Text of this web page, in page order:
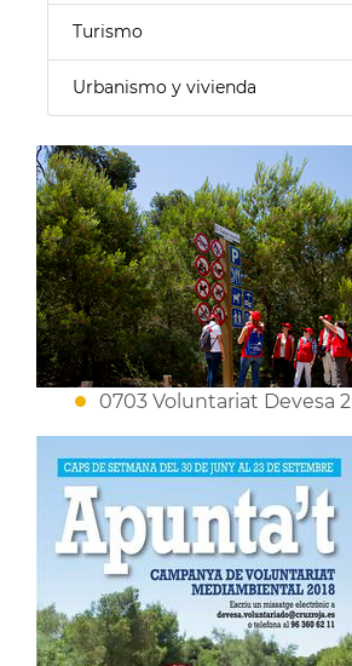
Turismo
Urbanismo y vivienda
0703 Voluntariat Devesa 2